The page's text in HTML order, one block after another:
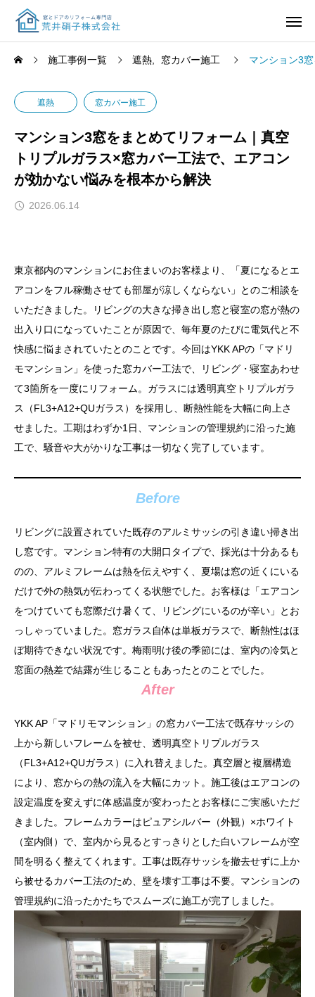
施工事例一覧 遮熱 窓カバー施工 マンション3
遮熱 窓カバー施工
マンション3窓をまとめてリフォーム｜真空
トリプルガラス×窓カバー工法で、エアコン
が効かない悩みを根本から解決
2026.06.14
東京都内のマンションにお住まいのお客様より、「夏になるとエ
アコンをフル稼働させても部屋が涼しくならない」とのご相談を
いただきました。リビングの大きな掃き出し窓と寝室の窓が熱の
出入り口になっていたことが原因で、毎年夏のたびに電気代と不
快感に悩まされていたとのことです。今回はYKK APの「マドリ
モマンション」を使った窓カバー工法で、リビング・寝室あわせ
て3箇所を一度にリフォーム。ガラスには透明真空トリプルガラ
ス（FL3+A12+QUガラス）を採用し、断熱性能を大幅に向上さ
せました。工期はわずか1日、マンションの管理規約に沿った施
工で、騒音や大がかりな工事は一切なく完了しています。
Before
リビングに設置されていた既存のアルミサッシの引き違い掃き出
し窓です。マンション特有の大開口タイプで、採光は十分あるも
のの、アルミフレームは熱を伝えやすく、夏場は窓の近くにいる
だけで外の熱気が伝わってくる状態でした。お客様は「エアコン
をつけていても窓際だけ暑くて、リビングにいるのが辛い」とお
っしゃっていました。窓ガラス自体は単板ガラスで、断熱性はほ
ぼ期待できない状況です。梅雨明け後の季節には、室内の冷気と
窓面の熱差で結露が生じることもあったとのことでした。
After
YKK AP「マドリモマンション」の窓カバー工法で既存サッシの
上から新しいフレームを被せ、透明真空トリプルガラス
（FL3+A12+QUガラス）に入れ替えました。真空層と複層構造
により、窓からの熱の流入を大幅にカット。施工後はエアコンの
設定温度を変えずに体感温度が変わったとお客様にご実感いただ
きました。フレームカラーはピュアシルバー（外観）×ホワイト
（室内側）で、室内から見るとすっきりとした白いフレームが空
間を明るく整えてくれます。工事は既存サッシを撤去せずに上か
ら被せるカバー工法のため、壁を壊す工事は不要。マンションの
管理規約に沿ったかたちでスムーズに施工が完了しました。